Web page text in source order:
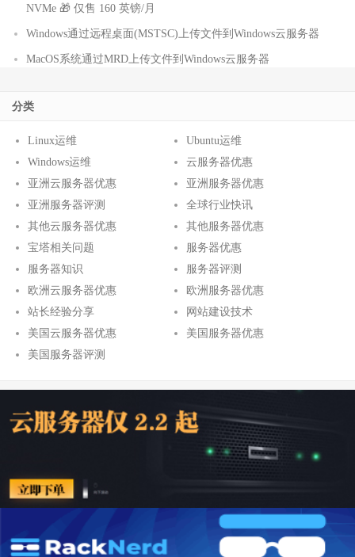
NVMe 🎁 仅售 160 英镑/月
Windows通过远程桌面(MSTSC)上传文件到Windows云服务器
MacOS系统通过MRD上传文件到Windows云服务器
分类
Linux运维
Ubuntu运维
Windows运维
云服务器优惠
亚洲云服务器优惠
亚洲服务器优惠
亚洲服务器评测
全球行业快讯
其他云服务器优惠
其他服务器优惠
宝塔相关问题
服务器优惠
服务器知识
服务器评测
欧洲云服务器优惠
欧洲服务器优惠
站长经验分享
网站建设技术
美国云服务器优惠
美国服务器优惠
美国服务器评测